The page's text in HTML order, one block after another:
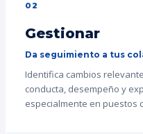
02
Gestionar
Da seguimiento a tus
Identifica cambios
conducta, desempeño y
especialmente en puestos